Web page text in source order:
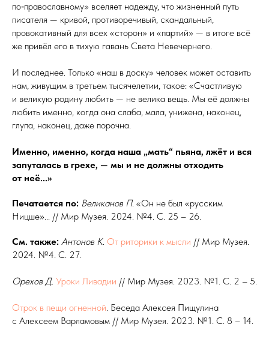
по‑православному» вселяет надежду, что жизненный путь
писателя — кривой, противоречивый, скандальный,
провокативный для всех «сторон» и «партий» — в итоге всё
же привёл его в тихую гавань Света Невечернего.
И последнее. Только «наш в дос­ку» человек может оставить
нам, живущим в третьем тысячелетии, такое: «Счастливую
и великую родину любить — не велика вещь. Мы её должны
любить именно, когда она слаба, мала, унижена, наконец,
глупа, наконец, даже порочна.
Именно, именно, когда наша „мать“ пьяна, лжёт и вся
запуталась в грехе, — мы и не должны отходить
от неё...»
Печатается по: Великанов П. «Он не был «русским
Ницше»... // Мир Музея. 2024. №4. С. 25 – 26.
См. также: Антонов К. От риторики к мысли // Мир Музея.
2024. №4. С. 27.
Орехов Д. Уроки Ливадии // Мир Музея. 2023. №1. С. 2 – 5.
Отрок в пещи огненной. Беседа Алексея Пищулина
с Алексеем Варламовым // Мир Музея. 2023. №1. С. 8 – 14.